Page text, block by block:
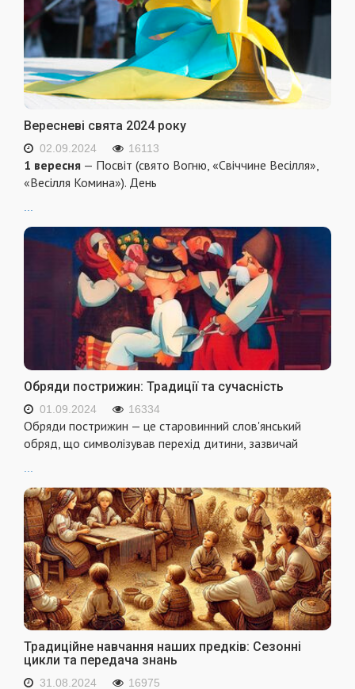
Вересневі свята 2024 року
02.09.2024 16113
1 вересня — Посвіт (свято Вогню, «Свіччине Весілля»,
«Весілля Комина»). День
...
Обряди пострижин: Традиції та сучасність
01.09.2024 16334
Обряди пострижин — це старовинний слов'янський
обряд, що символізував перехід дитини, зазвичай
Традиційне навчання наших предків: Сезонні
цикли та передача знань
31.08.2024 16975